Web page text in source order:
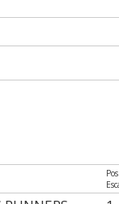
Pos.